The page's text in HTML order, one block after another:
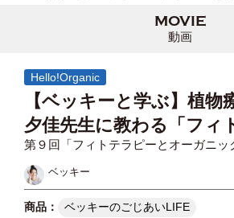
動画
Hello!Organic
【ベッキーと学ぶ】植物
夕佳先生に教わる「フィ
第９回「フィトテラピーとオーガニッ
ベッキー
ベッキーのごじあいLIFE